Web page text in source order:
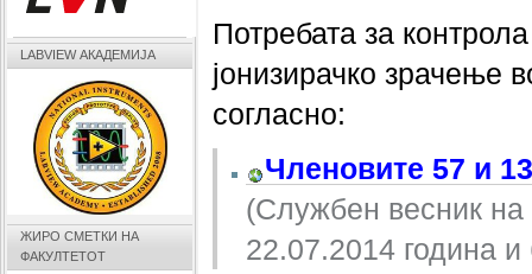
Потребата за
јонизирачко зрачење
согласно:
Членовите 57 и
(Службен весник
22.07.2014 година
LABVIEW АКАДЕМИЈА
ЖИРО СМЕТКИ НА
ФАКУЛТЕТОТ